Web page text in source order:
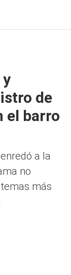
de
el barro
a la
no
más